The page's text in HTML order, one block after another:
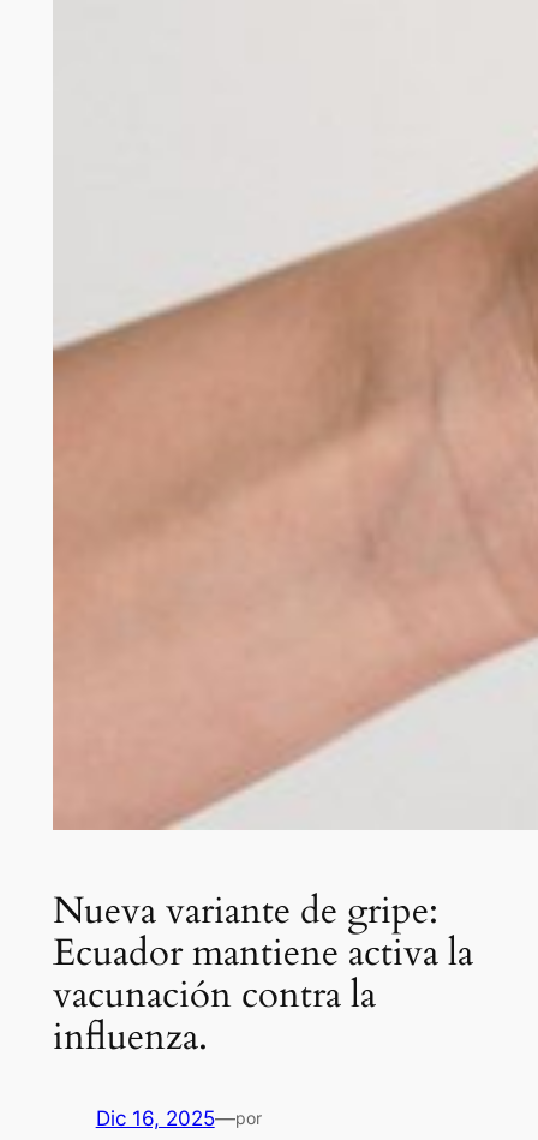
Nueva variante de gripe:
Ecuador mantiene activa la
vacunación contra la
influenza.
Dic 16, 2025—por